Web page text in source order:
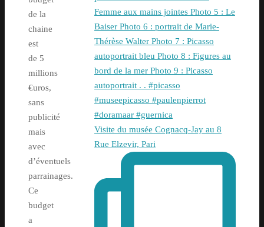
de la
chaine
est
de 5
millions
€uros,
sans
publicité
mais
avec
d’éventuels
parrainages.
Ce
budget
a
Visite du musée Cognacq-Jay au 8
Rue Elzevir, Pari